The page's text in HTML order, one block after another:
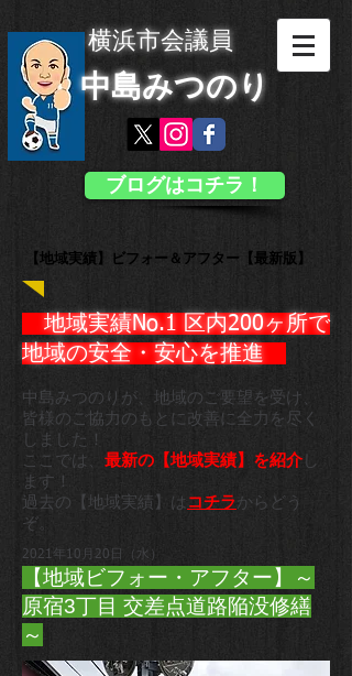
横浜市会議員
中島みつのり
ブログはコチラ！
【地域実績】ビフォー＆アフター【最新版】
地域実績No.1 区内200ヶ所で
地域の安全・安心を推進 ​
中島みつのりが、地域のご要望を受け、
皆様のご協力のもとに改善に全力を尽く
しました！
ここでは、 最新の【地域実績】を紹介し
ます！
過去の【地域実績】は コチラからどう
ぞ。
2021年10月20日（水）
【地域ビフォー・アフター】～
原宿3丁目 交差点道路陥没修繕
～